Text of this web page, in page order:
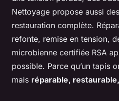
Nettoyage propose aussi
restauration complète.
refonte, remise en tension,
microbienne certifiée RSA
possible. Parce qu’un tapis
mais réparable,